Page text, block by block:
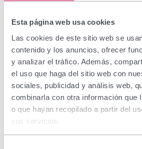
Esta página web usa cookies
Las cookies de este sitio web se
contenido y los anuncios, ofrecer
y analizar el tráfico. Además,
el uso que haga del sitio web con
sociales, publicidad y análisis web,
combinarla con otra información que
o que hayan recopilado a partir del
sus servicios.
Septomida MD Spray
CN: 203626.0